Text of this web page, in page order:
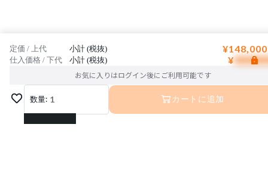
定価 / 上代 小計 (税抜)
仕入価格 / 下代 小計 (税抜) ¥
お気に入りはログイン後にご利用可能です
数量: 1
1
カートに追加